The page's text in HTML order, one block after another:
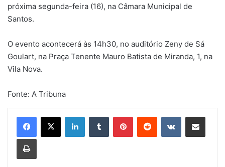
próxima segunda-feira (16), na Câmara Municipal de
Santos.
O evento acontecerá às 14h30, no auditório Zeny de Sá
Goulart, na Praça Tenente Mauro Batista de Miranda, 1, na
Vila Nova.
Fonte: A Tribuna
LinkedinTumblr PinterestReddit VK Compartilhar via e-mail
Imprimir